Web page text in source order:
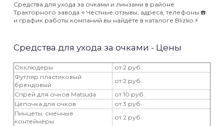
Средства для ухода за очками и линзами в районе
Тракторного завода ⭐️ Честные отзывы, адреса, телефоны ☎️
и график работы компаний вы найдёте в каталоге Blizko ⚡️
Средства для ухода за очками - Цены
Окклюдеры
от 2 руб.
Футляр пластиковый
брендовый
от 2 руб.
Спрей для очков Matsuda
от 10 руб.
Цепочка для очков
от 3 руб.
Пинцеты, сменные
контейнеры
от 2 руб.